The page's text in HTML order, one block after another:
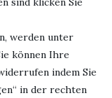
werden unter
können Ihre
indem Sie
in der rechten